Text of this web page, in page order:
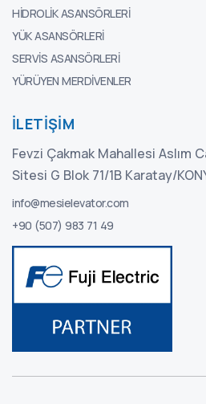
HIDROLIK ASANSÖRLERI
YÜK ASANSÖRLERI
SERVIS ASANSÖRLERI
YÜRÜYEN MERDIVENLER
İLETIŞIM
Fevzi Çakmak Mahallesi Aslım
Sitesi G Blok 71/1B Karatay/
info@mesielevator.com
+90 (507) 983 71 49